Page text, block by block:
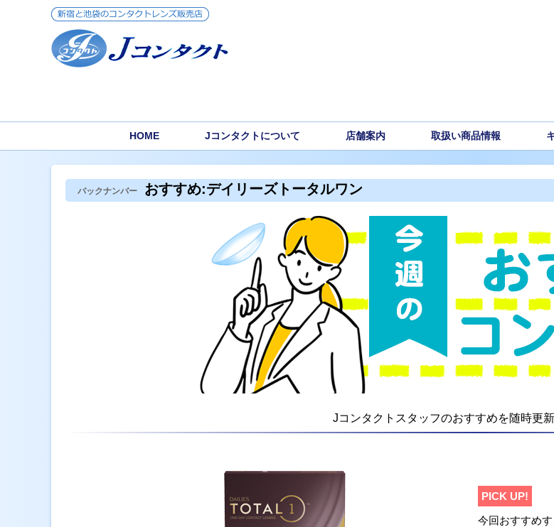
HOME Jコンタクトについて 店舗案内 取扱い商品情報
バックナンバー おすすめ:デイリーズトータルワン
Jコンタクトスタッフのおすすめを随時更
PICK UP!
今回おすすめ